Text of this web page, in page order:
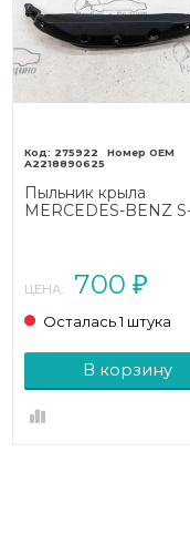
275922
A2218890625
Пыльник крыла
MERCEDES-BENZ
ЦЕНА: 700 ₽
Осталась 1 штука
В корзину